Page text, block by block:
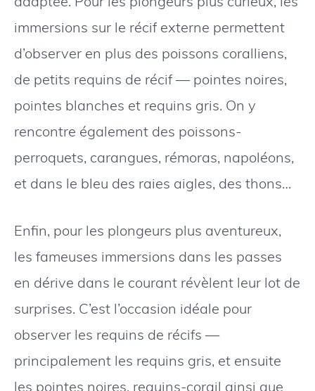
immersions sur le récif externe permettent
d’observer en plus des poissons coralliens,
de petits requins de récif — pointes noires,
pointes blanches et requins gris. On y
rencontre également des poissons-
perroquets, carangues, rémoras, napoléons,
et dans le bleu des raies aigles, des thons…
Enfin, pour les plongeurs plus aventureux,
les fameuses immersions dans les passes
en dérive dans le courant révèlent leur lot de
surprises. C’est l’occasion idéale pour
observer les requins de récifs —
principalement les requins gris, et ensuite
les pointes noires, requins-corail ainsi que